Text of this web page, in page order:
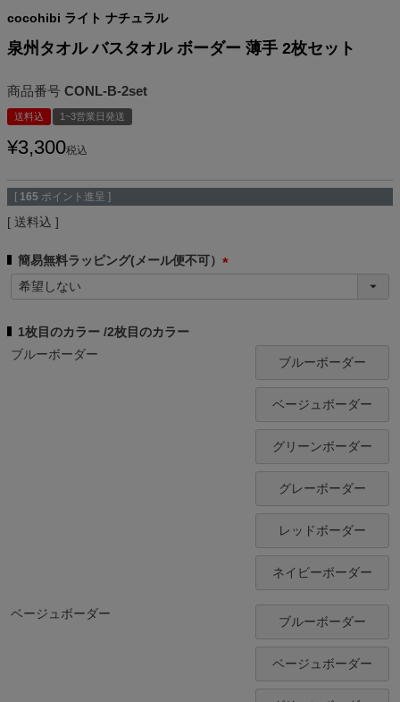
cocohibi ライト ナチュラル
泉州タオル バスタオル ボーダー 薄手 2枚セット
商品番号 CONL-B-2set
送料込 1~3営業日発送
¥3,300税込
[ 165 ポイント進呈 ]
送料込
簡易無料ラッピング(メール便不可）
必
1枚目のカラー 2枚目のカラー
ブルーボーダー
ブルーボーダー
ベージュボーダー
グリーンボーダー
グレーボーダー
レッドボーダー
ネイビーボーダー
ベージュボーダー
ブルーボーダー
ベージュボーダー